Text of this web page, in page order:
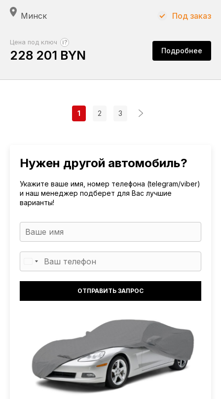
Минск
Цена под ключ ?
228 201 BYN Подробнее
Под заказ
1 2 3
Нужен другой автомобиль?
Укажите ваше имя, номер телефона (telegram/viber)
и наш менеджер подберет для Вас лучшие
варианты!